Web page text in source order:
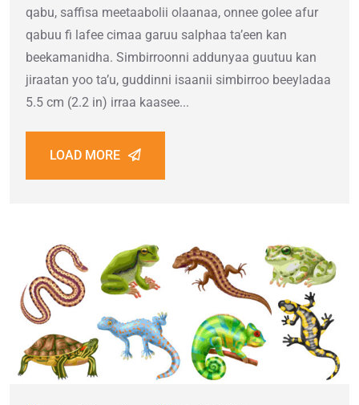
qabu, saffisa meetaabolii olaanaa, onnee golee afur
qabuu fi lafee cimaa garuu salphaa ta’een kan
beekamanidha. Simbirroonni addunyaa guutuu kan
jiraatan yoo ta’u, guddinni isaanii simbirroo beeyladaa
5.5 cm (2.2 in) irraa kaasee...
LOAD MORE